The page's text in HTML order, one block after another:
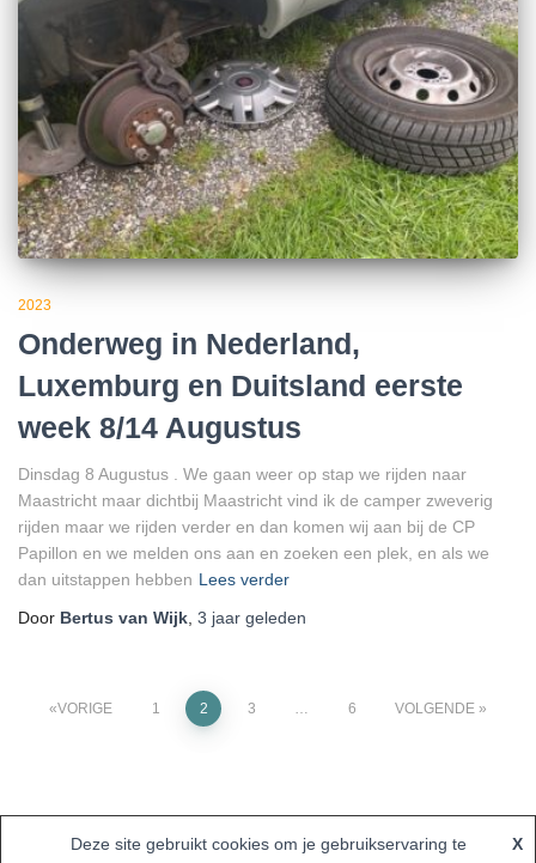
2023
Onderweg in Nederland,
Luxemburg en Duitsland eerste
week 8/14 Augustus
Dinsdag 8 Augustus . We gaan weer op stap we rijden naar
Maastricht maar dichtbij Maastricht vind ik de camper zweverig
rijden maar we rijden verder en dan komen wij aan bij de CP
Papillon en we melden ons aan en zoeken een plek, en als we
dan uitstappen hebben Lees verder
Door Bertus van Wijk 3 jaar geleden
Berichten
VORIGE 1 2 3 6 VOLGENDE
Deze site gebruikt cookies om je gebruikservaring te
X